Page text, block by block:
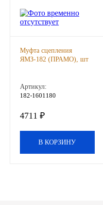
Охлаждающие жидкости
Специальные жидкости
Автосмазки
OIL RIGHT
Муфта сцепления
ЯМЗ-182 (ПРАМО), шт
Артикул:
182-1601180
4711 ₽
В КОРЗИНУ